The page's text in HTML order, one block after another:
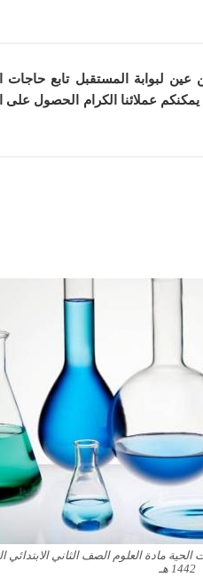
عين لبوابة المستقبل تابع حاجات
يمكنكم عملائنا الكرام الحصول على
مادة العلوم الصف الثاني الابتدائي
1442 هـ